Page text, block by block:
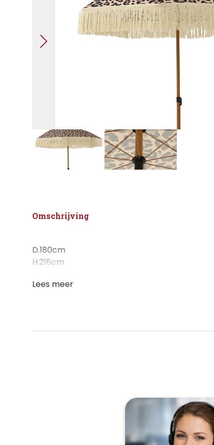
Omschrijving
D.180cm
H.216cm
Lees meer